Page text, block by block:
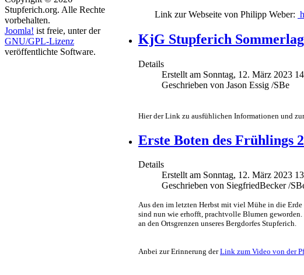
Stupferich.org. Alle Rechte
vorbehalten.
Joomla! ist freie, unter der
GNU/GPL-Lizenz
veröffentlichte Software.
Link zur Webseite von Philipp Weber:
KjG Stupferich
Details
Erstellt am Sonntag, 12. März 2023
Geschrieben von Jason Essig /SBe
Hier der Link zu ausfühlichen Informationen und
Erste Boten des Frühlings
Details
Erstellt am Sonntag, 12. März 2023
Geschrieben von SiegfriedBecker /
Aus den im letzten Herbst mit viel Mühe in die
sind nun wie erhofft, prachtvolle Blumen
an den Ortsgrenzen unseres Bergdorfes Stupferich.
Anbei zur Erinnerung derLink zum Video von der